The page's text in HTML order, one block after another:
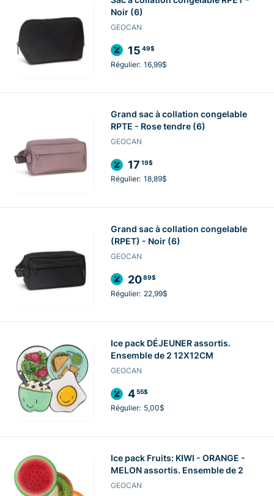
Noir (6)
GEOCAN
15 49$
Régulier: 16,99$
Grand sac à collation congelable
RPTE - Rose tendre (6)
GEOCAN
17 19$
Régulier: 18,89$
Grand sac à collation congelable
(RPET) - Noir (6)
GEOCAN
2089$
Régulier: 22,99$
Ice pack DÉJEUNER assortis.
Ensemble de 2 12X12CM
GEOCAN
455$
Régulier: 5,00$
Ice pack Fruits: KIWI - ORANGE -
MELON assortis. Ensemble de 2
GEOCAN